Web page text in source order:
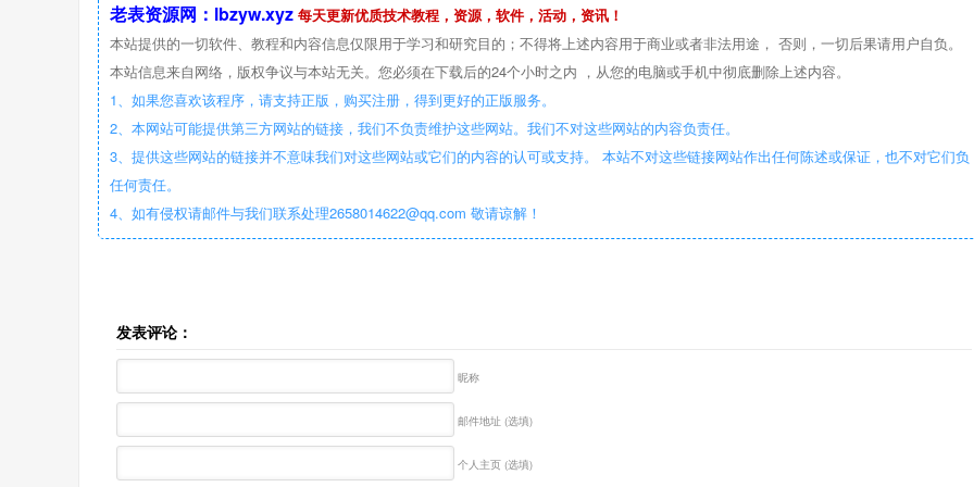
老表资源网：lbzyw.xyz 每天更新优质技术教程，资源，软件，活动，资讯！
本站提供的一切软件、教程和内容信息仅限用于学习和研究目的；不得将上述内容用于商业或者非法用途， 否则，一切后果请用户自负。
本站信息来自网络，版权争议与本站无关。您必须在下载后的24个小时之内 ，从您的电脑或手机中彻底删除上述内容。
1、如果您喜欢该程序，请支持正版，购买注册，得到更好的正版服务。
2、本网站可能提供第三方网站的链接，我们不负责维护这些网站。我们不对这些网站的内容负责任。
3、提供这些网站的链接并不意味我们对这些网站或它们的内容的认可或支持。 本站不对这些链接网站作出任何陈述或保证，也不对它们负
任何责任。
4、如有侵权请邮件与我们联系处理2658014622@qq.com 敬请谅解！
发表评论：
昵称
邮件地址 (选填)
个人主页 (选填)